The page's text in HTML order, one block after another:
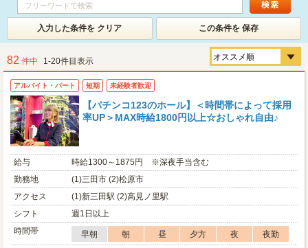
入力した条件を クリア この条件を 保存
82 件中 1-20件目表示
アルバイト・パート 短期 未経験者歓迎
【パチンコ123のホール】＜時間帯によって採用
率UP＞MAX時給1800円以上☆おしゃれ自由♪
給与
時給1300～1875円 ※深夜手当含む
勤務地
(1)三田市 (2)松原市
アクセス
(1)新三田駅 (2)高見ノ里駅
シフト
週1日以上
時間帯
早朝 朝 昼 夕方 夜
夜勤